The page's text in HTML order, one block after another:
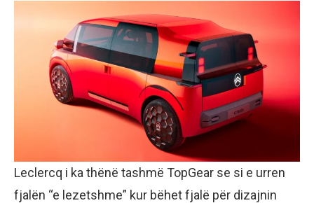
Leclercq i ka thënë tashmë TopGear se si e urren
fjalën “e lezetshme” kur bëhet fjalë për dizajnin